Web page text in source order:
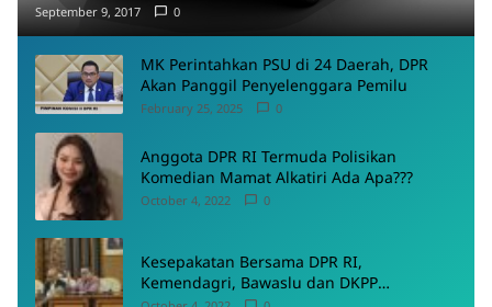
September 9, 2017 0
MK Perintahkan PSU di 24 Daerah, DPR
Akan Panggil Penyelenggara Pemilu
February 25, 2025 0
Anggota DPR RI Termuda Polisikan
Komedian Mamat Alkatiri Ada Apa???
October 4, 2022 0
Kesepakatan Bersama DPR RI,
Kemendagri, Bawaslu dan DKPP